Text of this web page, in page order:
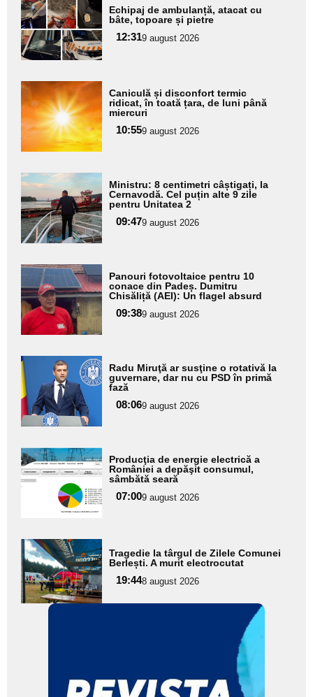
Adaugă
aici textul
pentru
subtitlu
Echipaj de ambulanță, atacat cu
bâte, topoare și pietre
12:319 august 2026
Adaugă
aici textul
pentru
subtitlu
Caniculă și disconfort termic
ridicat, în toată țara, de luni până
miercuri
10:559 august 2026
Adaugă
aici textul
pentru
subtitlu
Ministru: 8 centimetri câștigați, la
Cernavodă. Cel puțin alte 9 zile
pentru Unitatea 2
09:479 august 2026
Adaugă
aici textul
pentru
subtitlu
Panouri fotovoltaice pentru 10
conace din Padeș. Dumitru
Chisăliță (AEI): Un flagel absurd
09:389 august 2026
Adaugă
aici textul
pentru
subtitlu
Radu Miruţă ar susţine o rotativă la
guvernare, dar nu cu PSD în primă
fază
08:069 august 2026
Adaugă
aici textul
pentru
subtitlu
Producţia de energie electrică a
României a depăşit consumul,
sâmbătă seară
07:009 august 2026
Adaugă
aici textul
pentru
subtitlu
Tragedie la târgul de Zilele Comunei
Berlești. A murit electrocutat
19:448 august 2026